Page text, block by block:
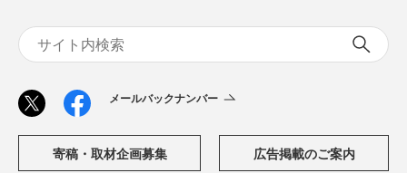
メールバックナンバー
寄稿・取材企画募集 広告掲載のご案内